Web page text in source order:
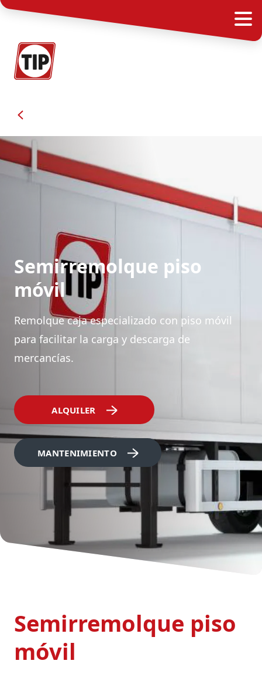
Semirremolque piso
móvil
Remolque caja especializado con piso móvil
para facilitar la carga y descarga de
mercancías.
ALQUILER
MANTENIMIENTO
Semirremolque piso
móvil